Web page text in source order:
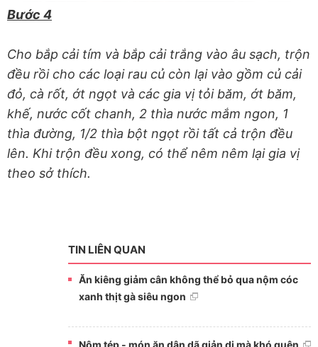
Bước 4
Cho bắp cải tím và bắp cải trắng vào âu sạch, trộn
đều rồi cho các loại rau củ còn lại vào gồm củ cải
đỏ, cà rốt, ớt ngọt và các gia vị tỏi băm, ớt băm,
khế, nước cốt chanh, 2 thìa nước mắm ngon, 1
thìa đường, 1/2 thìa bột ngọt rồi tất cả trộn đều
lên. Khi trộn đều xong, có thể nêm nêm lại gia vị
theo sở thích.
TIN LIÊN QUAN
Ăn kiêng giảm cân không thể bỏ qua nộm cóc
xanh thịt gà siêu ngon
Nộm tép - món ăn dân dã giản dị mà khó quên